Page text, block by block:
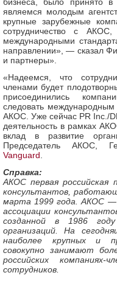
являемся молодым
крупные зарубежные
сотрудничество с АКОС,
международными
направлении», — сказал
и партнеры».
«Надеемся, что
членами будет
присоединились
следовать
АКОС. Уже сейчас PR Inc./
деятельность в рамках
вклад в развитие
Председатель АКОС,
Vanguard
Справка:
АКОС первая российская
консультантов,
марта 1999 года. АКОС —
ассоциации
созданной в 1986
организаций. На
наиболее крупных и
совокупно занимают
российских
сотрудников.